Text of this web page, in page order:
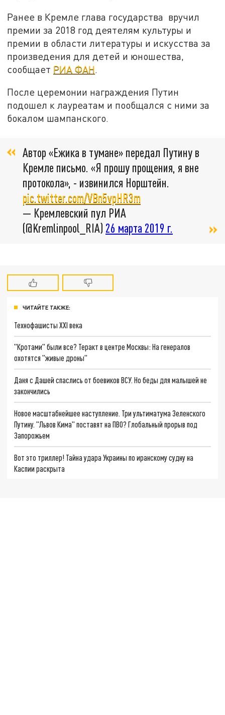
Ранее в Кремле глава государства вручил
премии за 2018 год деятелям культуры и
премии в области литературы и искусства за
произведения для детей и юношества,
сообщает РИА ФАН
После церемонии награждения Путин
подошел к лауреатам и пообщался с ними за
бокалом шампанского.
Автор «Ежика в тумане» передал Путину в
Кремле письмо. «Я прошу прощения, я вне
протокола», - извинился Норштейн.
pic.twitter.com/VBn5vpHR3m
— Кремлевский пул РИА
(@Kremlinpool_RIA) 26 марта 2019 г.
ЧИТАЙТЕ ТАКЖЕ:
Технофашисты XXI века
"Кротами" были все? Теракт в центре Москвы: На генералов
охотятся "живые дроны"
Даня с Дашей спаслись от боевиков ВСУ. Но беды для малышей не
закончились
Новое масштабнейшее наступление. Три ультиматума Зеленского
Путину. "Львов Кима" поставят на ПВО? Глобальный прорыв под
Запорожьем
Вот это триллер! Тайна удара Украины по иранскому судну на
Каспии раскрыта